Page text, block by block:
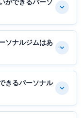
ソナルジムはあ
きるパーソナル